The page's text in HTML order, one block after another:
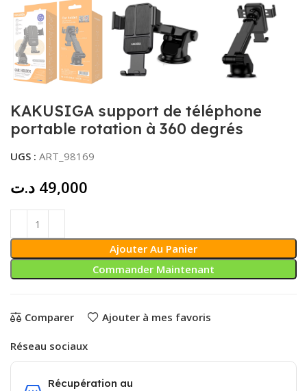
KAKUSIGA support de téléphone
portable rotation à 360 degrés
UGS : ART_98169
49,000 د.ت
Ajouter Au Panier
Commander Maintenant
Comparer Ajouter à mes favoris
Réseau sociaux
Récupération au